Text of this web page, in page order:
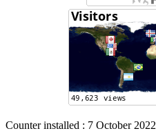
Counter installed : 7 October 2022